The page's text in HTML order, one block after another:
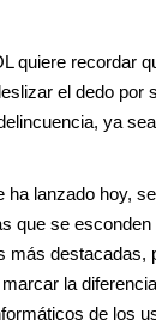
quiere recordar
el dedo por
ya
ha lanzado hoy,
que se esconden
más destacadas,
la
de los